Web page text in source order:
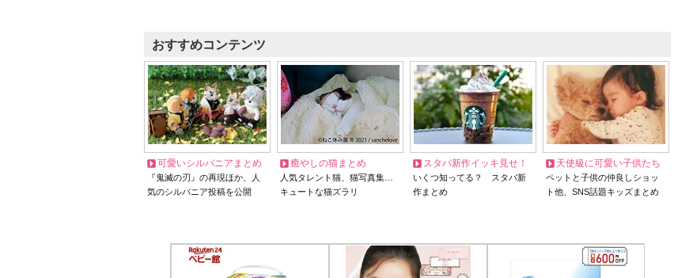
おすすめコンテンツ
可愛いシルバニアまとめ
『鬼滅の刃』の再現ほか、人
気のシルバニア投稿を公開
癒やしの猫まとめ
人気タレント猫、猫写真集…
キュートな猫ズラリ
スタバ新作イッキ見せ！
いくつ知ってる？ スタバ新
作まとめ
天使級に可愛い子供たち
ペットと子供の仲良しショッ
ト他、SNS話題キッズまとめ